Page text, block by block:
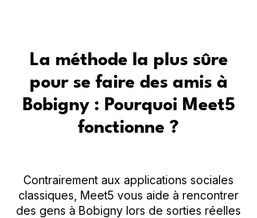
La méthode la plus sûre
pour se faire des amis à
Bobigny : Pourquoi Meet5
fonctionne ?
Contrairement aux applications sociales
classiques, Meet5 vous aide à rencontrer
des gens à Bobigny lors de sorties réelles